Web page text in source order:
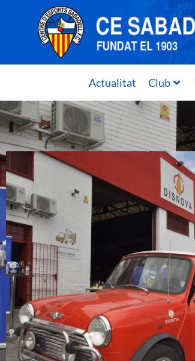
Actualitat Club